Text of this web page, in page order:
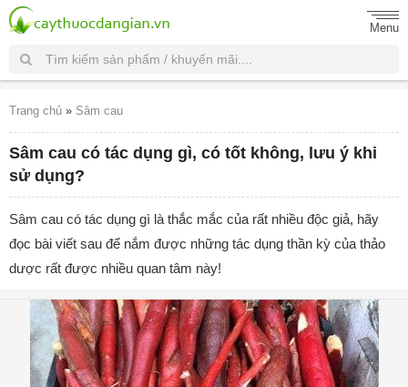
Menu
Trang chủ » Sâm cau
Sâm cau có tác dụng gì, có tốt không, lưu ý khi
sử dụng?
Sâm cau có tác dụng gì là thắc mắc của rất nhiều độc giả, hãy
đọc bài viết sau để nắm được những tác dụng thần kỳ của thảo
dược rất được nhiều quan tâm này!